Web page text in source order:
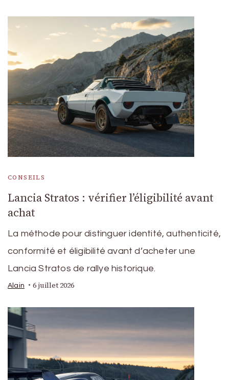
CONSEILS
Lancia Stratos : vérifier l’éligibilité avant
achat
La méthode pour distinguer identité, authenticité,
conformité et éligibilité avant d’acheter une
Lancia Stratos de rallye historique.
Alain 6 juillet 2026